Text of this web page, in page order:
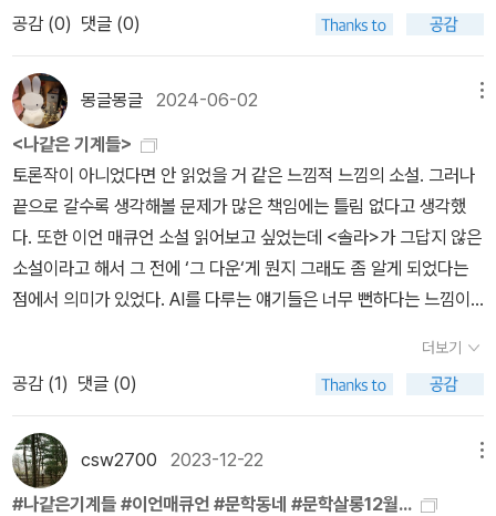
상 아담이 생각하고 판단한 죄와 벌의 판단을 보자면 인공지능 판사
대표작을 비롯 하나도 읽지 않은채 어찌보면 번외편 같은 작품으로
처음 읽었지만 왜 그가 대단한지 짐작이 갔다나는 깊은 감정을 느낍
니다. 말로 표현할 수 있는 것보다 더요181P욕마의 대상은 선택할 수
있지만 욕망 자체는 선택할 수 없는 것이니까요185P슈뢰딩거의 더
블린 강연집 ˝생명이란 무엇인가?˝를 읽고 자신이 살아 있다는 결론
을 내렸다221P내가 어떤 구조 속에서 사는지는 중요하지 않아요. 나
의 정신적 실존이 다른 장치로 쉽게 옮겨갈 수 있다는 사실이 중요하
죠.381pㆍ
공감 (0) 댓글 (0)
몽글몽글 2024-06-02
<나같은 기계들>
토론작이 아니었다면 안 읽었을 거 같은 느낌적 느낌의 소설. 그러나
끝으로 갈수록 생각해볼 문제가 많은 책임에는 틀림 없다고 생각했
다. 또한 이언 매큐언 소설 읽어보고 싶었는데 <솔라>가 그답지 않은
소설이라고 해서 그 전에 ‘그 다운‘게 뭔지 그래도 좀 알게 되었다는
점에서 의미가 있었다. AI를 다루는 얘기들은 너무 뻔하다는 느낌이
다는 건-현대의 작가치고는 ㅋ-인정해야겠다. 막 쌓아가다 한 번에
빵 터지는 듯한 구성도 나쁘지 않았으나 끝까지 읽기까지가 만만치는
않다. 나는 토론작 아니었음 굳이 시작도 안했을 거 같긴 하다. 허허.
기록이 수미상관이 되어버렸네;;;;
더보기
공감 (1) 댓글 (0)
csw2700 2023-12-22
#나같은기계들 #이언매큐언 #문학동네 #문학살롱12월...